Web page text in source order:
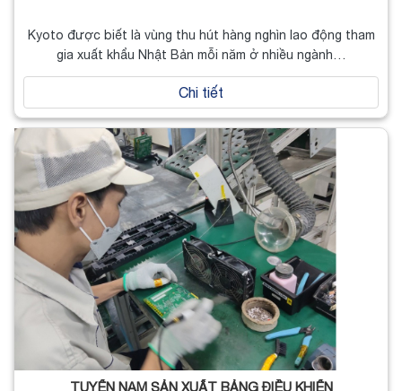
Kyoto được biết là vùng thu hút hàng nghìn lao động tham
gia xuất khẩu Nhật Bản mỗi năm ở nhiều ngành…
Chi tiết
TUYỂN NAM SẢN XUẤT BẢNG ĐIỀU KHIỂN